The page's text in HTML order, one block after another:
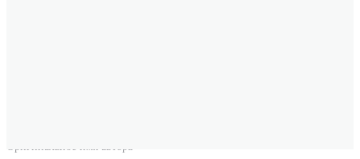
Оригинальное имя автора